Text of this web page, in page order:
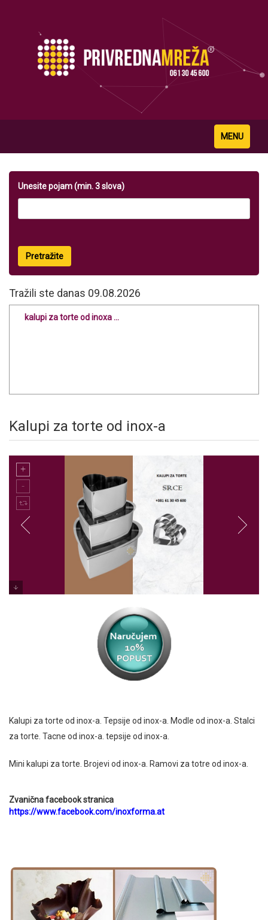
Toggle
navigation
MENU
Unesite pojam (min. 3 slova)
Pretražite
Tražili ste danas 09.08.2026
kalupi za torte od inoxa ...
Kalupi za torte od inox-a
Kalupi za torte od inox-a. Tepsije od inox-a. Modle od inox-a. Stalci
za torte. Tacne od inox-a. tepsije od inox-a.
Mini kalupi za torte. Brojevi od inox-a. Ramovi za totre od inox-a.
Zvanična facebook stranica
https://www.facebook.com/inoxforma.at